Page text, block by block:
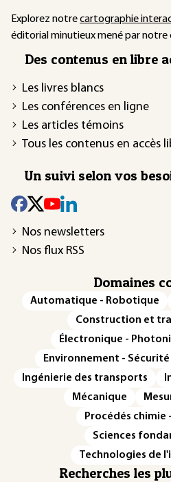
Explorez notrecartographie
éditorial minutieux mené par notre
Des contenus en libre
Les livres blancs
Les conférences en ligne
Les articles témoins
Tous les contenus en accès
Un suivi selon vos
Nos newsletters
Nos flux RSS
Domaines
Automatique - Robotique
Construction et
Électronique -
Environnement - Sécurité
Ingénierie des transports
Mécanique
Procédés chimie
Sciences
Technologies de
Recherches les